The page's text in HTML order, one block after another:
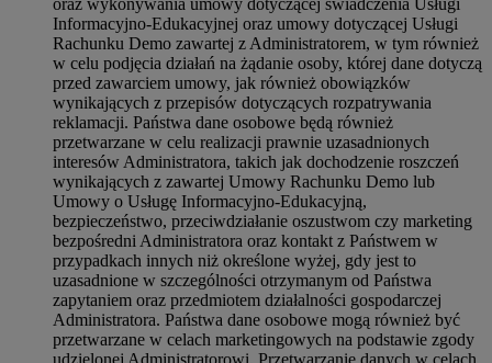
Informacyjno-Edukacyjnej oraz umowy dotyczącej Usługi
Rachunku Demo zawartej z Administratorem, w tym również
w celu podjęcia działań na żądanie osoby, której dane dotyczą
przed zawarciem umowy, jak również obowiązków
wynikających z przepisów dotyczących rozpatrywania
reklamacji. Państwa dane osobowe będą również
przetwarzane w celu realizacji prawnie uzasadnionych
interesów Administratora, takich jak dochodzenie roszczeń
wynikających z zawartej Umowy Rachunku Demo lub
Umowy o Usługę Informacyjno-Edukacyjną,
bezpieczeństwo, przeciwdziałanie oszustwom czy marketing
bezpośredni Administratora oraz kontakt z Państwem w
przypadkach innych niż określone wyżej, gdy jest to
uzasadnione w szczególności otrzymanym od Państwa
zapytaniem oraz przedmiotem działalności gospodarczej
Administratora. Państwa dane osobowe mogą również być
przetwarzane w celach marketingowych na podstawie zgody
udzielonej Administratorowi. Przetwarzanie danych w celach